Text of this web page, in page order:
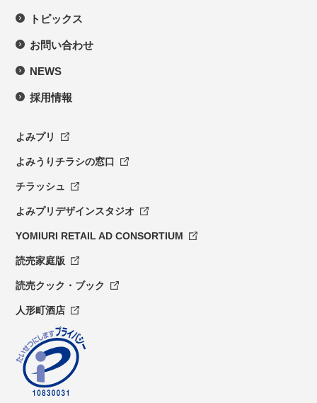
トピックス
お問い合わせ
NEWS
採用情報
よみプリ
よみうりチラシの窓口
チラッシュ
よみプリデザインスタジオ
YOMIURI RETAIL AD CONSORTIUM
読売家庭版
読売クック・ブック
人形町酒店